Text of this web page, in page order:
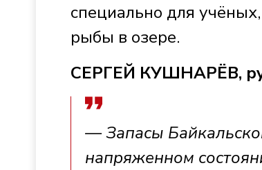
специально для
рыбы в озере.
СЕРГЕЙ КУШНАРЁВ,
— Запасы
напряженном